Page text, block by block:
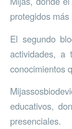
protegidos más
El segundo
actividades,
conocimientos
educativos,
presenciales.